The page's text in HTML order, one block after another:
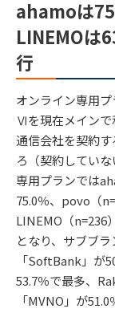
ahamoは
LINEMOは
行
オンライン専用
Ⅵを現在メインで
通信会社を契約
ろ（契約してい
専用プランでは
75.0％、povo（
LINEMO（n=236
となり、サブブ
「SoftBank」が
53.7％で最多、
「MVNO」が